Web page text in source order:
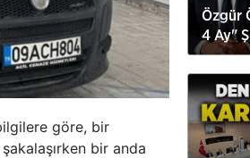
göre, bir
bir anda
Özgür
4 Ay"